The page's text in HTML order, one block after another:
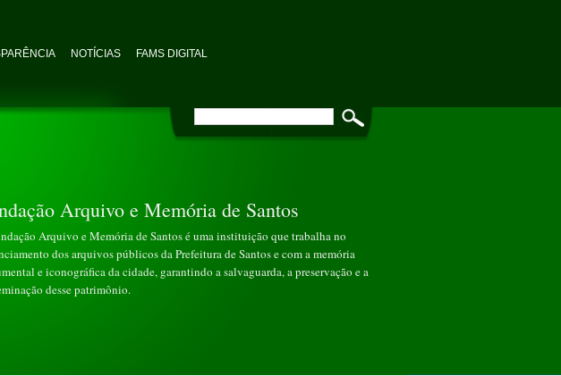
NOTÍCIAS FAMS DIGITAL
Arquivo e Memória de Santos
Arquivo e Memória de Santos é uma instituição que trabalha no
dos arquivos públicos da Prefeitura de Santos e com a memória
e iconográfica da cidade, garantindo a salvaguarda, a preservação e a
desse patrimônio.